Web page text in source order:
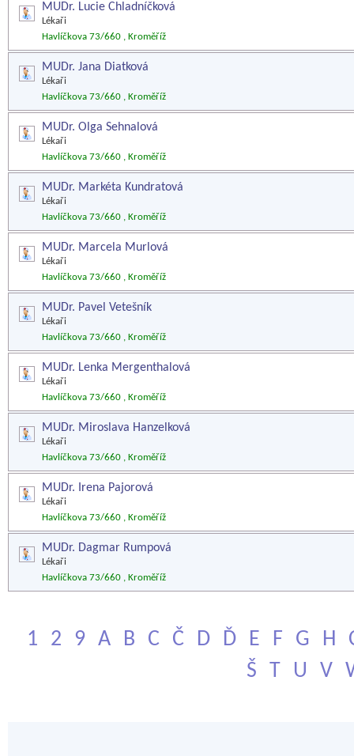
MUDr. Lucie Chladníčková
Lékaři
Havlíčkova 73/660 , Kroměříž
MUDr. Jana Diatková
Lékaři
Havlíčkova 73/660 , Kroměříž
MUDr. Olga Sehnalová
Lékaři
Havlíčkova 73/660 , Kroměříž
MUDr. Markéta Kundratová
Lékaři
Havlíčkova 73/660 , Kroměříž
MUDr. Marcela Murlová
Lékaři
Havlíčkova 73/660 , Kroměříž
MUDr. Pavel Vetešník
Lékaři
Havlíčkova 73/660 , Kroměříž
MUDr. Lenka Mergenthalová
Lékaři
Havlíčkova 73/660 , Kroměříž
MUDr. Miroslava Hanzelková
Lékaři
Havlíčkova 73/660 , Kroměříž
MUDr. Irena Pajorová
Lékaři
Havlíčkova 73/660 , Kroměříž
MUDr. Dagmar Rumpová
Lékaři
Havlíčkova 73/660 , Kroměříž
1 2 9 A B C Č D Ď E F G H
Š
T U V